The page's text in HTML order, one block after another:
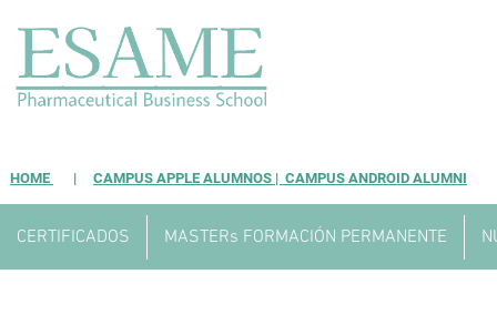
HOME | CAMPUS APPLE ALUMNOS | CAMPUS ANDROID ALUMNI
CERTIFICADOS MASTERs FORMACIÓN PERMANENTE